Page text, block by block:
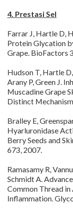
4. Prestasi Sel
Farrar J, Hartle D,
Protein Glycation
Grape. BioFactors
Hudson T, Hartle
Arany P, Green J.
Muscadine Grape
Distinct
Bralley E,
Hyarluronidase
Berry Seeds and
673, 2007.
Ramasamy R,
Schmidt A.
Common Thread
Inflammation.